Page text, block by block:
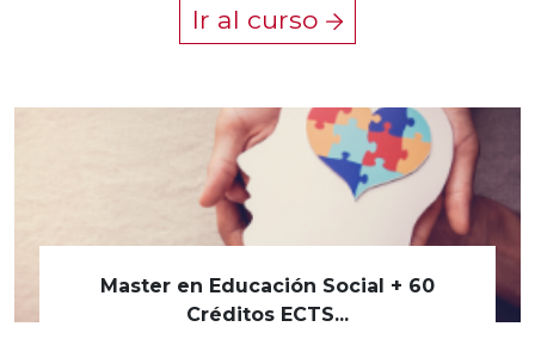
Ir al curso
Master en Educación Social + 60
Créditos ECTS...